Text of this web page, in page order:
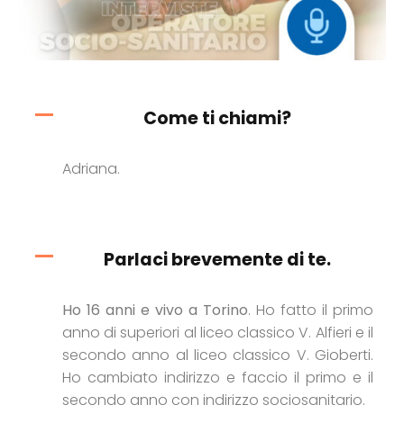
Come ti chiami?
Adriana.
Parlaci brevemente di te.
Ho 16 anni e vivo a Torino. Ho fatto il primo
anno di superiori al liceo classico V. Alfieri e il
secondo anno al liceo classico V. Gioberti.
Ho cambiato indirizzo e faccio il primo e il
secondo anno con indirizzo sociosanitario.